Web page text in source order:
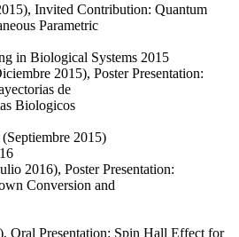
Invited Contribution: Quantum
Parametric
in Biological Systems 2015
2015), Poster Presentation:
de
Biologicos
2015)
2016), Poster Presentation:
Conversion and
Oral Presentation: Spin Hall Effect for